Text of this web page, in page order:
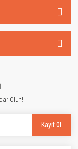
Olun!
Kayıt Ol